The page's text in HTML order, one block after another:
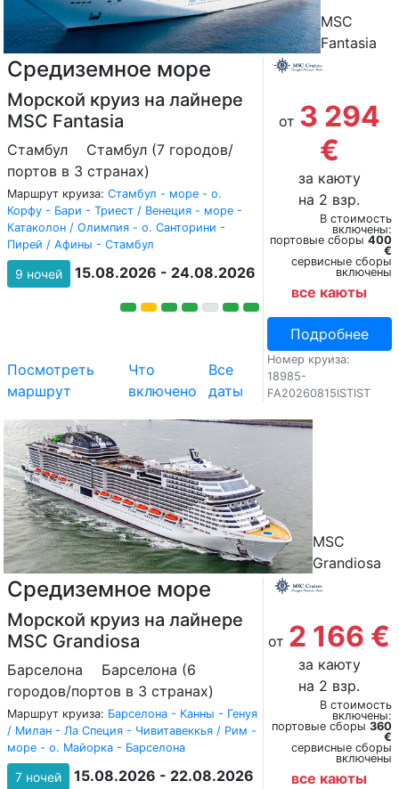
MSC
Fantasia
Средиземное море
Морской круиз на лайнере
MSC Fantasia
Стамбул
Стамбул (7 городов/
портов в 3 странах)
Маршрут круиза: Стамбул - море - о.
Корфу - Бари - Триест / Венеция - море -
Катаколон / Олимпия - о. Санторини -
Пирей / Афины - Стамбул
9 ночей 15.08.2026 - 24.08.2026
Посмотреть
маршрут
Что
включено
Все
даты
от 3 294
€
за каюту
на 2 взр.
В стоимость
включены:
портовые сборы 400
€
сервисные сборы
включены
все каюты
Подробнее
Номер круиза:
18985-
FA20260815ISTIST
MSC
Grandiosa
Средиземное море
Морской круиз на лайнере
MSC Grandiosa
Барселона
Барселона (6
городов/портов в 3 странах)
Маршрут круиза: Барселона - Канны - Генуя
/ Милан - Ла Специя - Чивитавеккья / Рим -
море - о. Майорка - Барселона
7 ночей 15.08.2026 - 22.08.2026
от 2 166 €
за каюту
на 2 взр.
В стоимость
включены:
портовые сборы 360
€
сервисные сборы
включены
все каюты